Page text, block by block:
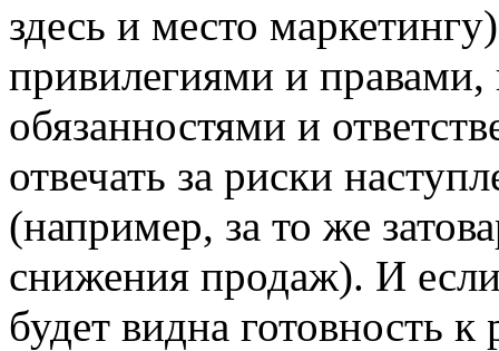
здесь и место
привилегиями и
обязанностями и
отвечать за риски
(например, за то же
снижения продаж). И
будет видна готовность к